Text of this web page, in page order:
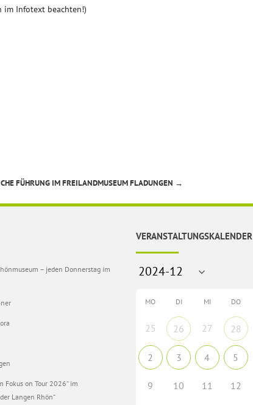
im Infotext beachten!)
FÜHRUNG IM FREILANDMUSEUM FLADUNGEN →
– jeden Donnerstag im
Fokus on Tour 2026“ im
Langen Rhön“
VERANSTALTUNGSKALENDER
MO DI MI DO
25 26 27 28
2 3 4 5
9 10 11 12